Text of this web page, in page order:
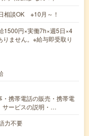
相談OK ※10月～！
円×実働7h×週5日×4
ません。※給与即受取り
携帯電話の販売・携帯電
サービスの説明・…
力不要